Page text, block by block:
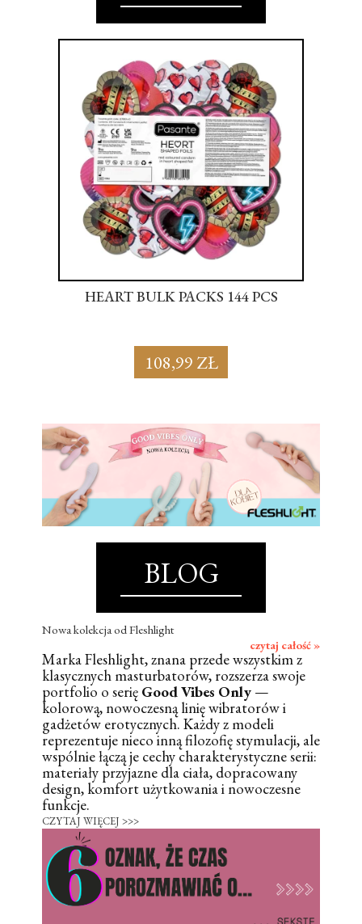
HEART BULK PACKS 144 PCS
108,99 ZŁ
BLOG
Nowa kolekcja od Fleshlight
czytaj całość »
Marka Fleshlight, znana przede wszystkim z
klasycznych masturbatorów, rozszerza swoje
portfolio o serię Good Vibes Only —
kolorową, nowoczesną linię wibratorów i
gadżetów erotycznych. Każdy z modeli
reprezentuje nieco inną filozofię stymulacji, ale
wspólnie łączą je cechy charakterystyczne serii:
materiały przyjazne dla ciała, dopracowany
design, komfort użytkowania i nowoczesne
funkcje.
CZYTAJ WIĘCEJ >>>